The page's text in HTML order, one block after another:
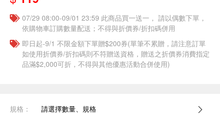
07/29 08:00-09/01 23:59 此商品買一送一， 請以偶數下單，
依購物車訂購數量配送；不得與折價券/折扣碼併用
即日起-9/1 不限金額下單贈$200券(單筆不累贈，請注意訂單
如使用折價券/折扣碼則不符贈送資格，贈送之折價券消費指定
品滿$2,000可折，不得與其他優惠活動合併使用)
規格： 請選擇數量、規格